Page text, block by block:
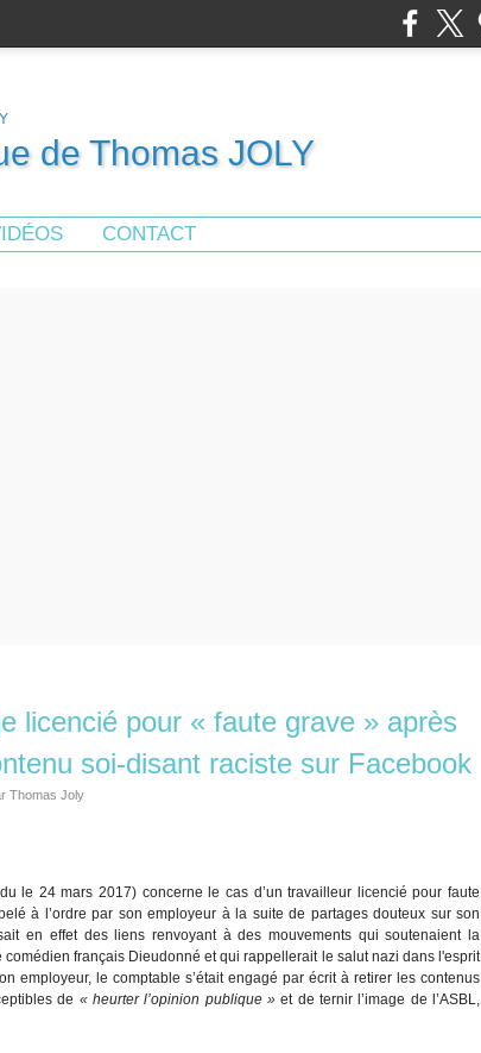
de Thomas JOLY
CONTACT
licencié pour « faute grave » après
soi-disant raciste sur Facebook
Thomas Joly
le 24 mars 2017) concerne le cas d’un travailleur licencié pour faute
à l’ordre par son employeur à la suite de partages douteux sur son
en effet des liens renvoyant à des mouvements qui soutenaient la
français Dieudonné et qui rappellerait le salut nazi dans l'esprit
employeur, le comptable s’était engagé par écrit à retirer les contenus
de « heurter l’opinion publique » et de ternir l’image de l’ASBL,